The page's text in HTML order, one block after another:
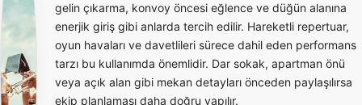
gelin çıkarma, konvoy öncesi eğlence ve düğün alanına
enerjik giriş gibi anlarda tercih edilir. Hareketli repertuar,
oyun havaları ve davetlileri sürece dahil eden performans
tarzı bu kullanımda önemlidir. Dar sokak, apartman önü
veya açık alan gibi mekan detayları önceden paylaşılırsa
ekip planlaması daha doğru yapılır.